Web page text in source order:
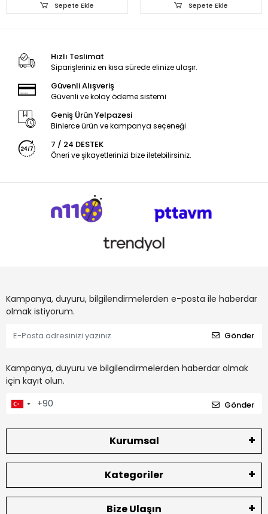
Sepete Ekle Sepete Ekle
Hızlı Teslimat
Siparişleriniz en kısa sürede elinize ulaşır.
Güvenli Alışveriş
Güvenli ve kolay ödeme sistemi
Geniş Ürün Yelpazesi
Binlerce ürün ve kampanya seçeneği
7 / 24 DESTEK
Öneri ve şikayetlerinizi bize iletebilirsiniz.
Kampanya, duyuru, bilgilendirmelerden e-posta ile haberdar
olmak istiyorum.
Gönder
Kampanya, duyuru ve bilgilendirmelerden haberdar olmak
için kayıt olun.
Gönder
Kurumsal
Kategoriler
Bize Ulaşın